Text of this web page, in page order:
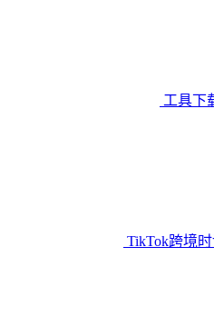
工具下
TikTok跨境